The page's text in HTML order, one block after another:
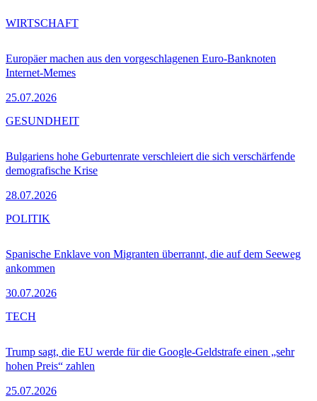
Europäer machen aus den vorgeschlagenen Euro-Banknoten
Internet-Memes
25.07.2026
WIRTSCHAFT
Bulgariens hohe Geburtenrate verschleiert die sich verschärfende
demografische Krise
28.07.2026
GESUNDHEIT
Spanische Enklave von Migranten überrannt, die auf dem Seeweg
ankommen
30.07.2026
POLITIK
Trump sagt, die EU werde für die Google-Geldstrafe einen „sehr
hohen Preis“ zahlen
25.07.2026
TECH